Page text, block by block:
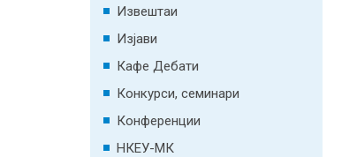
Извештаи
Изјави
Кафе Дебати
Конкурси, семинари
Конференции
НКЕУ-МК